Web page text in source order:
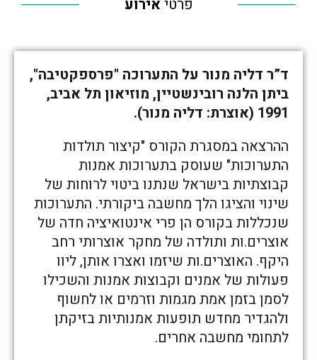
פרטי אירוע
ד”ר דליה מנור על התערוכה "פרספקטיבה",
ביתן הלנה רובינשטיין, מוזיאון תל אביב,
1991 (אוצרת: דליה מנור).
ההרצאה במסגרת הקורס "קיצור תולדות
התערוכות" שעוסק בתערוכות אמנות
קבוצתיות בישראל שנתנו ביטוי לרוחות של
שינוי והציגו הלך מחשבה ביקורתי. התערוכות
שנכללות בקורס הן פרי אינטואיציה חדה של
אוצרים.ות ותולדה של מחקר אוצרותי רחב
היקף. האוצרים.ות שיזמו ואצרו אותן, ליוו
פעולות של אמנים וקבוצות אמנות והשכילו
לסמן בזמן אמת מגמות וזרמים או לחשוף
ולהגדיר מחדש תופעות אמנותיות בזיקתן
לתחומי מחשבה אחרים.